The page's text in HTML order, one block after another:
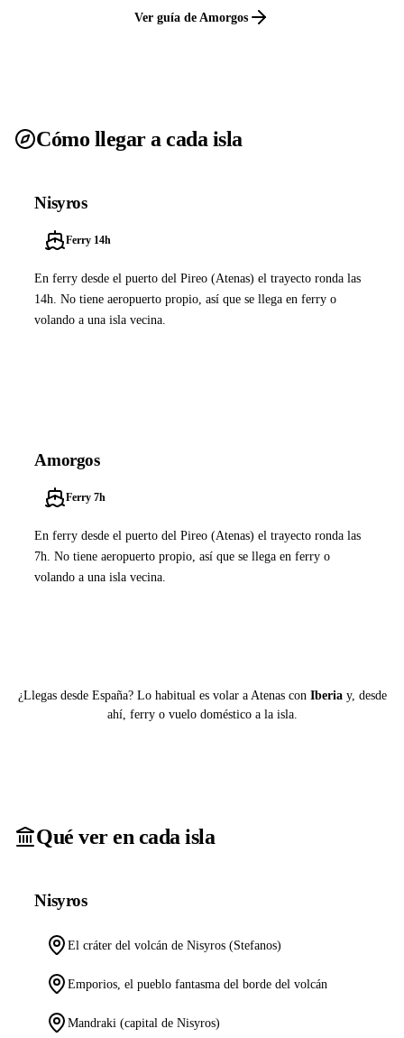
Ver guía de Amorgos
Cómo llegar a cada isla
Nisyros
Ferry 14h
En ferry desde el puerto del Pireo (Atenas) el trayecto ronda las
14h. No tiene aeropuerto propio, así que se llega en ferry o
volando a una isla vecina.
Amorgos
Ferry 7h
En ferry desde el puerto del Pireo (Atenas) el trayecto ronda las
7h. No tiene aeropuerto propio, así que se llega en ferry o
volando a una isla vecina.
¿Llegas desde España? Lo habitual es volar a Atenas con Iberiay, desde
ahí, ferry o vuelo doméstico a la isla.
Qué ver en cada isla
Nisyros
El cráter del volcán de Nisyros (Stefanos)
Emporios, el pueblo fantasma del borde del volcán
Mandraki (capital de Nisyros)